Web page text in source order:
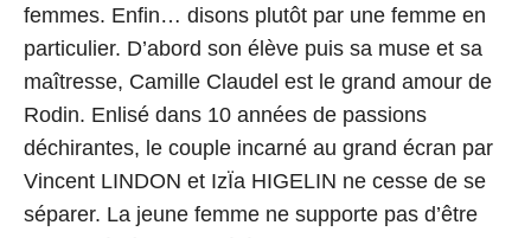
femmes. Enfin… disons plutôt par une femme en
particulier. D’abord son élève puis sa muse et sa
maîtresse, Camille Claudel est le grand amour de
Rodin. Enlisé dans 10 années de passions
déchirantes, le couple incarné au grand écran par
Vincent LINDON et IzÏa HIGELIN ne cesse de se
séparer. La jeune femme ne supporte pas d’être